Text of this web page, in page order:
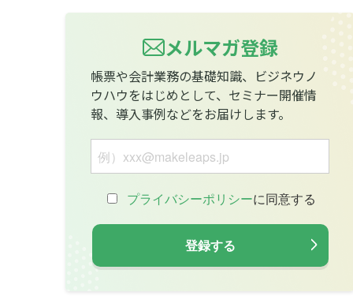
メルマガ登録
帳票や会計業務の基礎知識、ビジネウノ
ウハウをはじめとして、セミナー開催情
報、導入事例などをお届けします。